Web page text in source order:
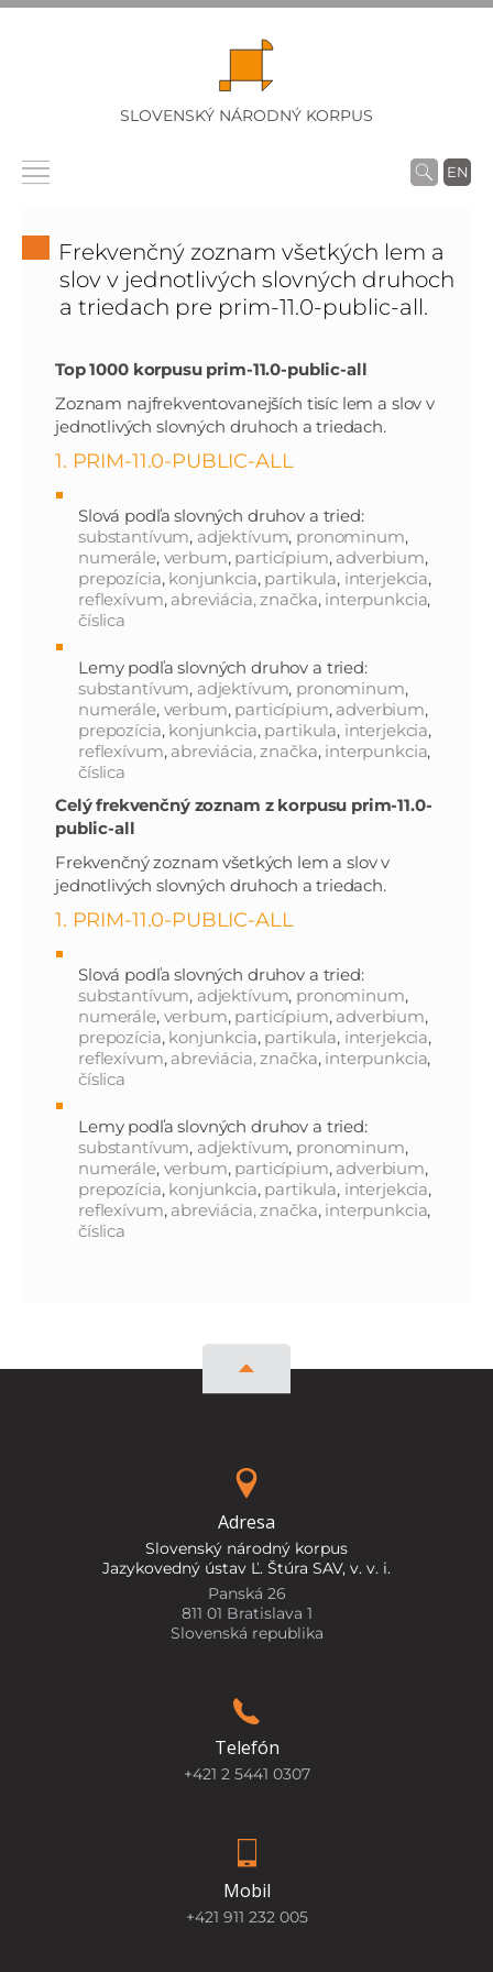
SLOVENSKÝ NÁRODNÝ KORPUS
EN
Frekvenčný zoznam všetkých lem a
slov v jednotlivých slovných druhoch
a triedach pre prim-11.0-public-all.
Top 1000 korpusu prim-11.0-public-all
Zoznam najfrekventovanejších tisíc lem a slov v
jednotlivých slovných druhoch a triedach.
1. PRIM-11.0-PUBLIC-ALL
Slová podľa slovných druhov a tried:
substantívum, adjektívum, pronominum,
numerále, verbum, particípium, adverbium,
prepozícia, konjunkcia, partikula, interjekcia,
reflexívum, abreviácia, značka, interpunkcia,
číslica
Lemy podľa slovných druhov a tried:
substantívum, adjektívum, pronominum,
numerále, verbum, particípium, adverbium,
prepozícia, konjunkcia, partikula, interjekcia,
reflexívum, abreviácia, značka, interpunkcia,
číslica
Celý frekvenčný zoznam z korpusu prim-11.0-
public-all
Frekvenčný zoznam všetkých lem a slov v
jednotlivých slovných druhoch a triedach.
1. PRIM-11.0-PUBLIC-ALL
Slová podľa slovných druhov a tried:
substantívum, adjektívum, pronominum,
numerále, verbum, particípium, adverbium,
prepozícia, konjunkcia, partikula, interjekcia,
reflexívum, abreviácia, značka, interpunkcia,
číslica
Lemy podľa slovných druhov a tried:
substantívum, adjektívum, pronominum,
numerále, verbum, particípium, adverbium,
prepozícia, konjunkcia, partikula, interjekcia,
reflexívum, abreviácia, značka, interpunkcia,
číslica
Adresa
Slovenský národný korpus
Jazykovedný ústav Ľ. Štúra SAV, v. v. i.
Panská 26
811 01 Bratislava 1
Slovenská republika
Telefón
+421 2 5441 0307
Mobil
+421 911 232 005